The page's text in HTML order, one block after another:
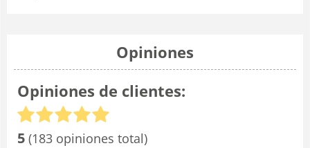
Opiniones
Opiniones de clientes:
5 (183 opiniones total)